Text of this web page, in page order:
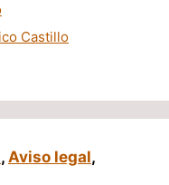
Castillo
, Aviso legal,